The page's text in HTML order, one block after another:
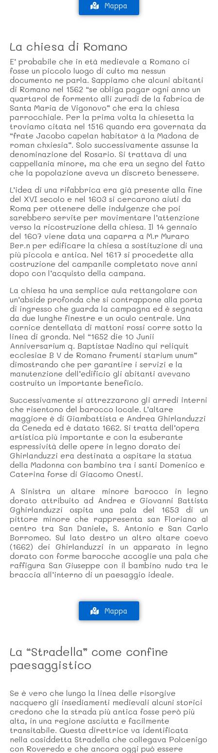
Mappa
La chiesa di Romano
E’ probabile che in età medievale a Romano ci
fosse un piccolo luogo di culto ma nessun
documento ne parla. Sappiamo che alcuni abitanti
di Romano nel 1562 “se obliga pagar ogni anno un
quartarol de formento alli zuradi de la fabrica de
Santa Maria de Vigonovo” che era la chiesa
parrocchiale. Per la prima volta la chiesetta la
troviamo citata nel 1516 quando era governata da
“frate Jacobo capelan habitator à la Madona de
roman chxiesia”. Solo successivamente assunse la
denominazione del Rosario. Si trattava di una
cappellania minore, ma che era un segno del fatto
che la popolazione aveva un discreto benessere.
L’idea di una rifabbrica era già presente alla fine
del XVI secolo e nel 1603 si cercarono aiuti da
Roma per ottenere delle indulgenze che poi
sarebbero servite per movimentare l’attenzione
verso la ricostruzione della chiesa. Il 14 gennaio
del 1607 viene data una caparra a M.r Muraro
Ber.n per edificare la chiesa a sostituzione di una
più piccola e antica. Nel 1617 si procedette alla
costruzione del campanile completato nove anni
dopo con l’acquisto della campana.
La chiesa ha una semplice aula rettangolare con
un’abside profonda che si contrappone alla porta
di ingresso che guarda la campagna ed è segnata
da due lunghe finestre e un oculo centrale. Una
cornice dentellata di mattoni rossi corre sotto la
linea di gronda. Nel “1652 die 10 Junii
Anniversarium q. Baptistae Nadino qui reliquit
ecclesiae B V de Romano frumenti starium unum”
dimostrando che per garantire i servizi e la
manutenzione dell’edificio gli abitanti avevano
costruito un importante beneficio.
Successivamente si attrezzarono gli arredi interni
che risentono del barocco locale. L’altare
maggiore è di Giambattista e Andrea Ghirlanduzzi
da Ceneda ed è datato 1662. Si tratta dell’opera
artistica più importante e con la esuberante
espressività delle opere in legno dorato dei
Ghirlanduzzi era destinata a ospitare la statua
della Madonna con bambino tra i santi Domenico e
Caterina forse di Giacomo Onesti.
A Sinistra un altare minore barocco in legno
dorato attribuito ad Andrea e Giovanni Battista
Gghirlanduzzi ospita una pala del 1653 di un
pittore minore che rappresenta san Floriano al
centro tra San Daniele, S. Antonio e San Carlo
Borromeo. Sul lato destro un altro altare coevo
(1662) dei Ghirlanduzzi in un apparato in legno
dorato con forme barocche accoglie una pala che
raffigura San Giuseppe con il bambino nudo tra le
braccia all’interno di un paesaggio ideale.
Mappa
La “Stradella” come confine
paesaggistico
Se è vero che lungo la linea delle risorgive
nacquero gli insediamenti medievali alcuni storici
credono che la strada più antica fosse però più
alta, in una regione asciutta e facilmente
transitabile. Questa direttrice va identificata
nella cosiddetta Stradella che collegava Polcenigo
con Roveredo e che ancora oggi può essere